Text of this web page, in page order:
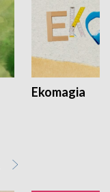
Ekomagia